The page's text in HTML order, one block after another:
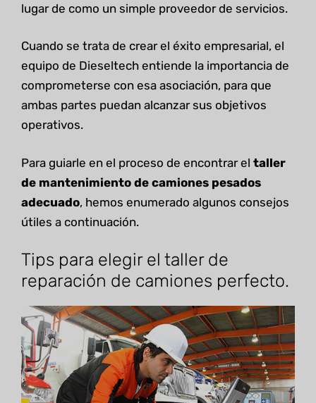
lugar de como un simple proveedor de servicios.
Cuando se trata de crear el éxito empresarial, el
equipo de Dieseltech entiende la importancia de
comprometerse con esa asociación, para que
ambas partes puedan alcanzar sus objetivos
operativos.
Para guiarle en el proceso de encontrar el taller
de mantenimiento de camiones pesados
adecuado, hemos enumerado algunos consejos
útiles a continuación.
Tips para elegir el taller de
reparación de camiones perfecto.